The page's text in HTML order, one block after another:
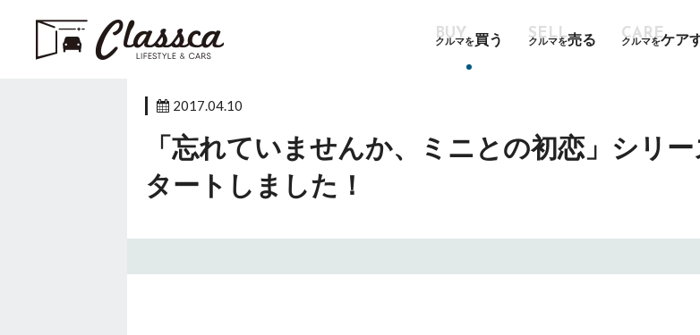
クルマを買う クルマを売る クルマをケア
2017.04.10
「忘れていませんか、ミニとの初恋」シリ
タートしました！